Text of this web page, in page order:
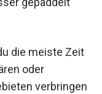
die meiste Zeit
oder
verbringen